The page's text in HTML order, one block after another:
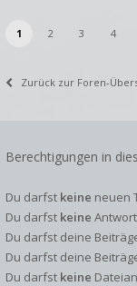
1 2 3 4
Zurück zur Foren-
Berechtigungen in
Du darfst keine neuen
Du darfst keine
Du darfst deine
Du darfst deine
Du darfst keine